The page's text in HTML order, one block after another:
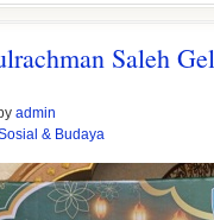
Saleh
admin
& Budaya